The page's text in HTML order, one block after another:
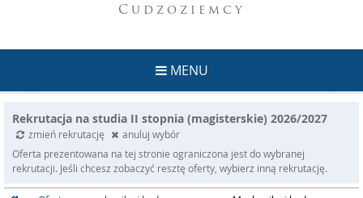
Cudzoziemcy
MENU
Rekrutacja na studia II stopnia (magisterskie) 2026/2027
zmień rekrutację
anuluj wybór
Oferta prezentowana na tej stronie ograniczona jest do wybranej
rekrutacji. Jeśli chcesz zobaczyć resztę oferty, wybierz inną rekrutację.